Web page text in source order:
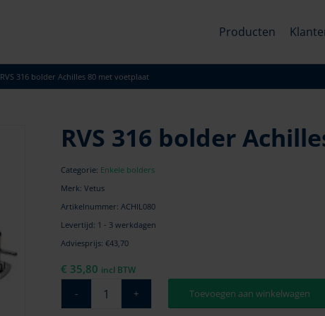
Producten
RVS 316 bolder Achilles 80 met voetplaat
RVS 316 bolder
Categorie: Enkele bolders
Merk: Vetus
Artikelnummer: ACHIL080
Levertijd: 1 - 3 werkdagen
Adviesprijs: €43,70
€ 35,80 incl BTW
Toevoegen aan winkelwagen